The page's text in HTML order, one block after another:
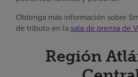
Obtenga más información sobre
de tributo en la sala de prensa de
Región